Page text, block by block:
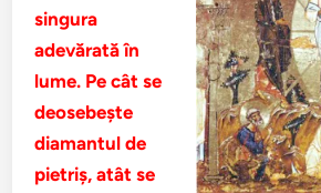
singura
adevărată în
lume. Pe cât se
deosebeşte
diamantul de
pietriş, atât se